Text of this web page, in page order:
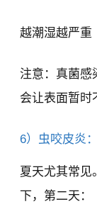
越潮湿越严重
注意：真菌感
会让表面暂时
6）虫咬皮炎
夏天尤其常见
下，第二天：